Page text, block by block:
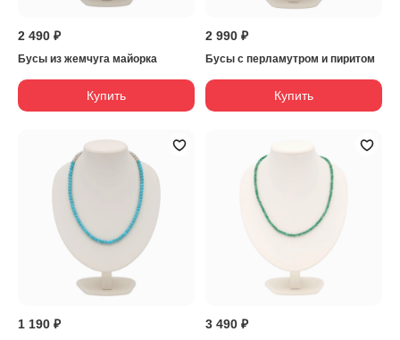
2 490 ₽
Бусы из жемчуга майорка
Купить
2 990 ₽
Бусы с перламутром и пиритом
Купить
1 190 ₽ 3 490 ₽